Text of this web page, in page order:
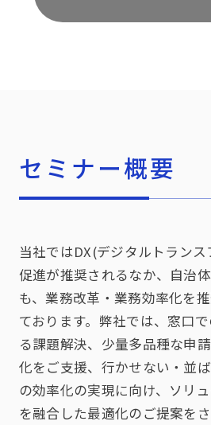
セミナー概要
当社ではDX(デジタルトラン
促進が推奨されるなか、自治
も、業務改革・業務効率化を
ております。弊社では、窓口
る課題解決、少量多品種な申
化をご支援、行かせない・並
の効率化の実現に向け、ソリ
を融合した最適化のご提案をさ